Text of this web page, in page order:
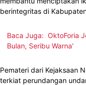
berintegritas di
Baca Juga: OktoForia
Bulan, Seribu Warna'
Pemateri dari Kejaksaan
terkiat perundangan